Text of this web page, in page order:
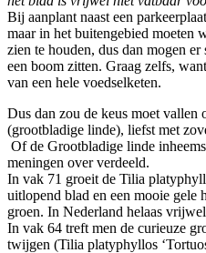
Bij aanplant naast een
maar in het buitengebied moeten
zien te houden, dus dan mogen
een boom zitten. Graag zelfs,
van een hele voedselketen.
Dus dan zou de keus moet
(grootbladige linde), liefst met
Of de Grootbladige linde
meningen over verdeeld.
In vak 71 groeit de Tilia
uitlopend blad en een mooie gele
groen. In Nederland helaas
In vak 64 treft men de curieuze
twijgen (Tilia platyphyllos